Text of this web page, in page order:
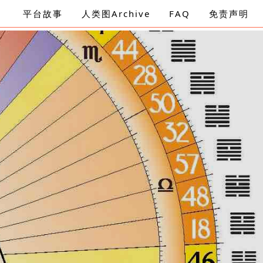
平台故事 人类图Archive FAQ 免责声明